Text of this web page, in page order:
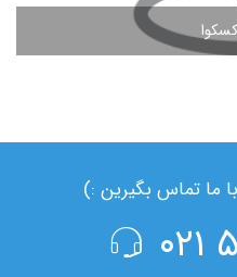
مطلب
با ما تماس بگیرین :)